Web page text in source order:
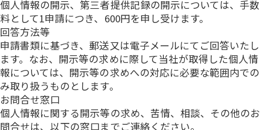
個人情報の開示、第三者提供記録の開示については、手数
料として1申請につき、600円を申し受けます。
回答方法等
申請書類に基づき、郵送又は電子メールにてご回答いたし
ます。なお、開示等の求めに際して当社が取得した個人情
報については、開示等の求めへの対応に必要な範囲内での
み取り扱うものとします。
お問合せ窓口
個人情報に関する開示等の求め、苦情、相談、その他のお
問合せは、以下の窓口までご連絡ください。